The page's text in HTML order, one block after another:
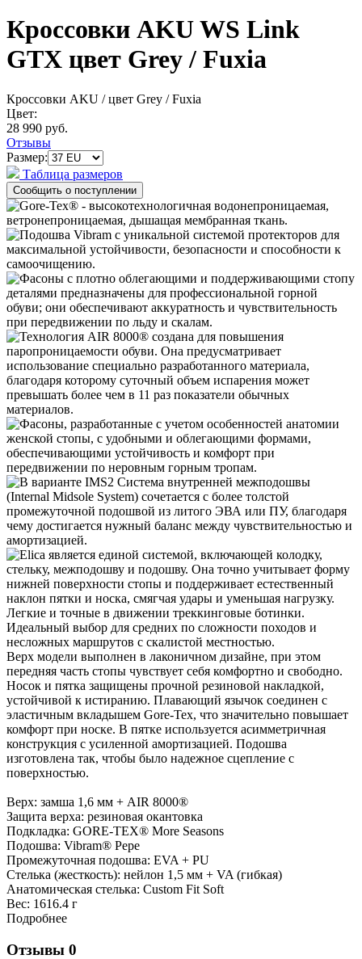
Кроссовки AKU WS Link
GTX цвет Grey / Fuxia
Кроссовки AKU / цвет Grey / Fuxia
Цвет:
28 990 руб.
Отзывы
Размер:
Таблица размеров
Легкие и точные в движении треккинговые ботинки.
Идеальный выбор для средних по сложности походов и
несложных маршрутов с скалистой местностью.
Верх модели выполнен в лаконичном дизайне, при этом
передняя часть стопы чувствует себя комфортно и свободно.
Носок и пятка защищены прочной резиновой накладкой,
устойчивой к истиранию. Плавающий язычок соединен с
эластичным вкладышем Gore-Tex, что значительно повышает
комфорт при носке. В пятке используется асимметричная
конструкция с усиленной амортизацией. Подошва
изготовлена так, чтобы было надежное сцепление с
поверхностью.
Верх: замша 1,6 мм + AIR 8000®
Защита верха: резиновая окантовка
Подкладка: GORE-TEX® More Seasons
Подошва: Vibram® Pepe
Промежуточная подошва: EVA + PU
Стелька (жесткость): нейлон 1,5 мм + VA (гибкая)
Анатомическая стелька: Custom Fit Soft
Вес: 1616.4 г
Подробнее
Отзывы 0